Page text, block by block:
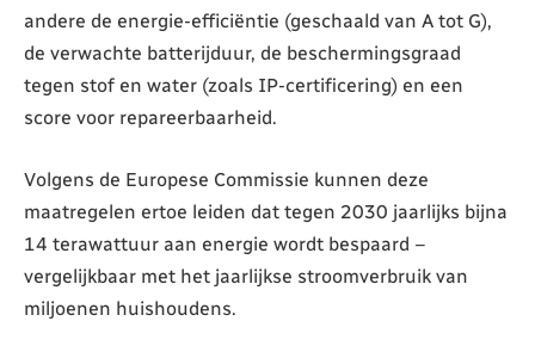
andere de energie-efficiëntie (geschaald van A tot G),
de verwachte batterijduur, de beschermingsgraad
tegen stof en water (zoals IP-certificering) en een
score voor repareerbaarheid.
Volgens de Europese Commissie kunnen deze
maatregelen ertoe leiden dat tegen 2030 jaarlijks bijna
14 terawattuur aan energie wordt bespaard –
vergelijkbaar met het jaarlijkse stroomverbruik van
miljoenen huishoudens.